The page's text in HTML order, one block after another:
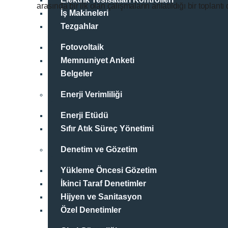
İş Makineleri
Tezgahlar
Fotovoltaik
Memnuniyet Anketi
Belgeler
Enerji Verimliliği
Enerji Etüdü
Sıfır Atık Süreç Yönetimi
Denetim ve Gözetim
Yükleme Öncesi Gözetim
İkinci Taraf Denetimler
Hijyen ve Sanitasyon
Özel Denetimler
arasında bir ilk olan çalışmaların anlatıldığı bir